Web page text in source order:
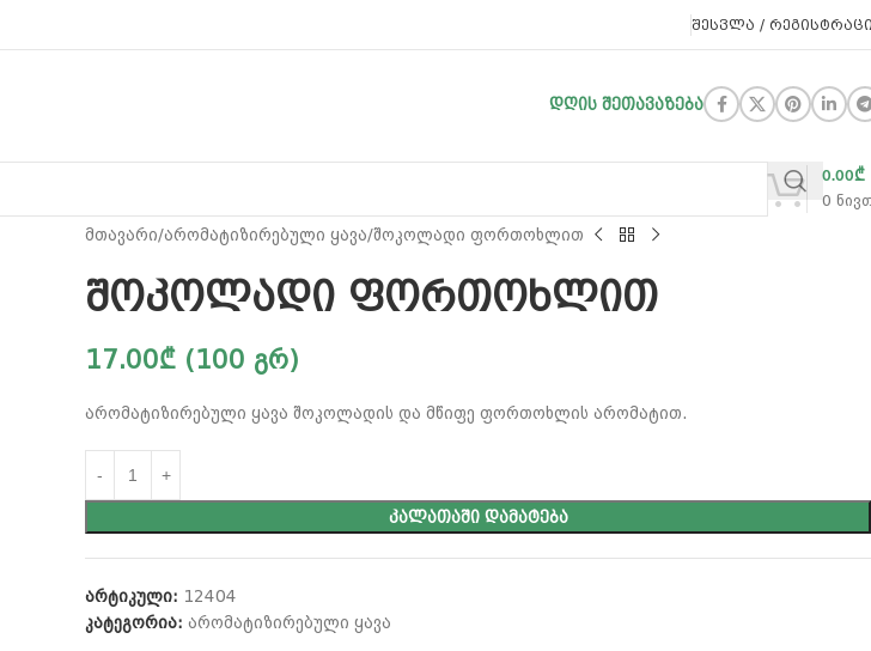
ᲨᲔᲡᲕᲚᲐ /
ᲓᲦᲘᲡ ᲨᲔᲗᲐᲕᲐᲖᲔᲑᲐ
0
0.00₾
მთავარი არომატიზირებული ყავა შოკოლადი ფორთოხლით
შოკოლადი ფორთოხლით
17.00₾ (100 გრ)
არომატიზირებული ყავა შოკოლადის და მწიფე ფორთოხლის არომატით.
ᲙᲐᲚᲐᲗᲐᲨᲘ ᲓᲐᲛᲐᲢᲔᲑᲐ
არტიკული: 12404
კატეგორია: არომატიზირებული ყავა